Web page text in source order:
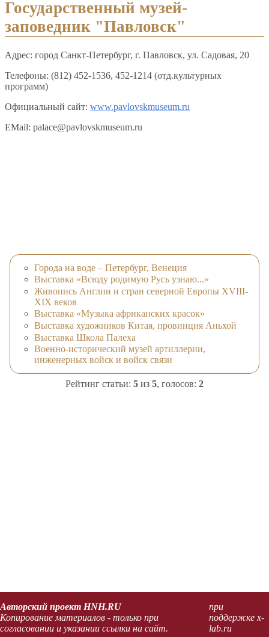
Государственный музей-
заповедник "Павловск"
Адрес: город Санкт-Петербург, г. Павловск, ул. Садовая, 20
Телефоны: (812) 452-1536, 452-1214 (отд.культурных
программ)
Официальный сайт: www.pavlovskmuseum.ru
EMail: palace@pavlovskmuseum.ru
Города на воде – Петербург, Венеция
Выставка «Всюду родимую Русь узнаю...»
Живопись Англии и стран северной Европы XVIII-
XIX веков
Выставка «Музыка африканских красок»
Выставка художников Китая, провинция Аньхой
Выставка Школа Палеха
Военно-исторический музей артиллерии,
инженерных войск и войск связи
Рейтинг статьи: 5 из 5, голосов: 2
Авторский проект HNH.RU
Копирование материалов - только при
согласовании и указании ссылки на сайт.
при
поддержке x-
lab.ru